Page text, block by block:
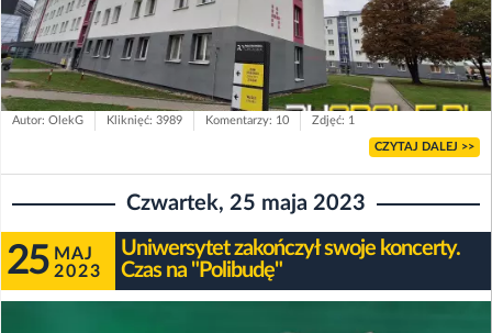
Autor: OlekG Kliknięć: 3989 Komentarzy: 10 Zdjęć: 1
CZYTAJ DALEJ >>
Czwartek, 25 maja 2023
25 MAJ
2023
Uniwersytet zakończył swoje koncerty.
Czas na "Polibudę"